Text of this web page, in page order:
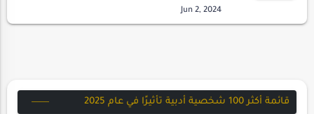
التحمَ.ترتحلُ الأيامُ مثل ظ…
قائمة أكثر 100 شخصية أدبية تأثيرًا في عام 2025